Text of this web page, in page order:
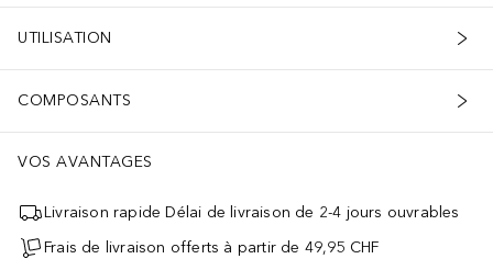
UTILISATION
COMPOSANTS
VOS AVANTAGES
Livraison rapide Délai de livraison de 2-4 jours ouvrables
Frais de livraison offerts à partir de 49,95 CHF